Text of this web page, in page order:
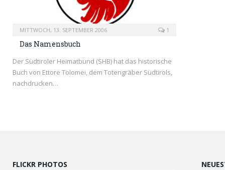
MITTWOCH, 13. SEPTEMBER 2006 1
Das Namensbuch
Der Südtiroler Heimatbund (SHB) hat das historische
Buch von Ettore Tolomei, dem Totengräber Südtirols,
nachdrucken…
FLICKR PHOTOS